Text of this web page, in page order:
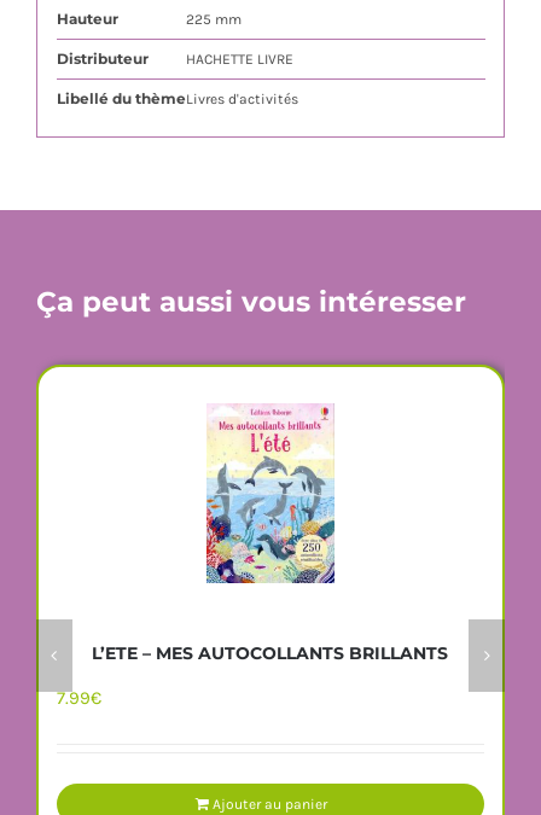
Hauteur 225 mm
Distributeur HACHETTE LIVRE
Libellé du thèmeLivres d'activités
Ça peut aussi vous intéresser
L’ETE – MES AUTOCOLLANTS BRILLANTS
7.99€
Ajouter au panier